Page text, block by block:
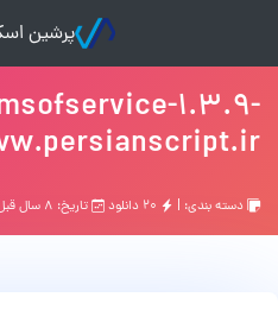
پرشین
1.3.9-
دسته بندی: | تاریخ: ۸ سال قبل